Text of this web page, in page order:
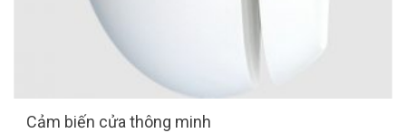
Cảm biến cửa thông minh